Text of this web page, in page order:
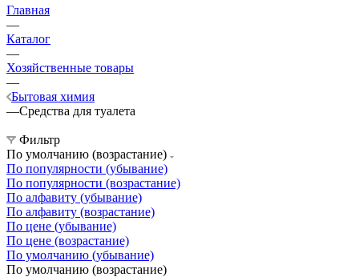
Главная
—
Каталог
—
Хозяйственные товары
—
Бытовая химия
—Средства для туалета
Фильтр
По умолчанию (возрастание)
По популярности (убывание)
По популярности (возрастание)
По алфавиту (убывание)
По алфавиту (возрастание)
По цене (убывание)
По цене (возрастание)
По умолчанию (убывание)
По умолчанию (возрастание)